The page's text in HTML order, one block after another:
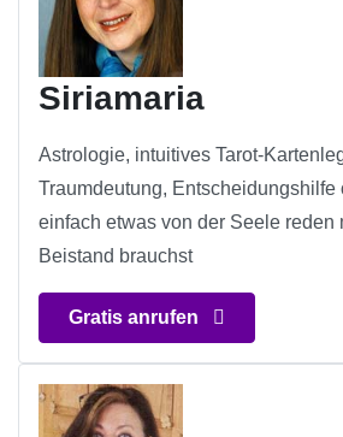
Siriamaria
Astrologie, intuitives Tarot-
Traumdeutung, Entscheidungshilfe
einfach etwas von der Seele reden
Beistand brauchst
Gratis anrufen